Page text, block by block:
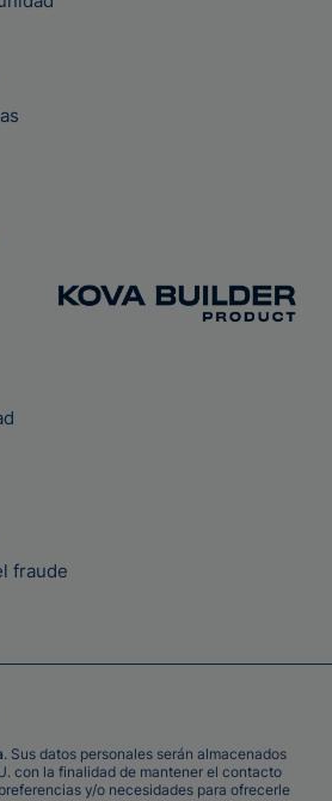
fraude
. Sus datos personales serán almacenados
con la finalidad de mantener el contacto
y/o necesidades para ofrecerle